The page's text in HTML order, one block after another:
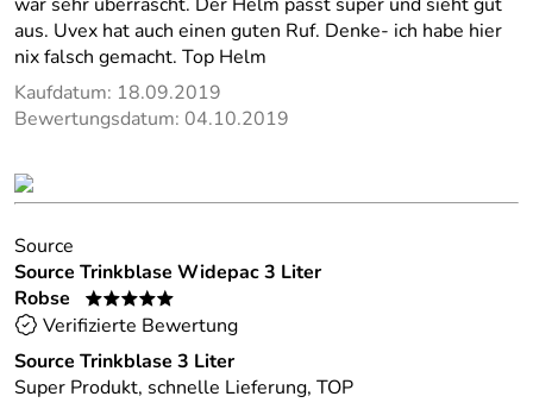
aus. Uvex hat auch einen guten Ruf. Denke- ich habe hier
nix falsch gemacht. Top Helm
Kaufdatum: 18.09.2019
Bewertungsdatum: 04.10.2019
Source
Source Trinkblase Widepac 3 Liter
Robse
*****
Verifizierte Bewertung
Source Trinkblase 3 Liter
Super Produkt, schnelle Lieferung, TOP